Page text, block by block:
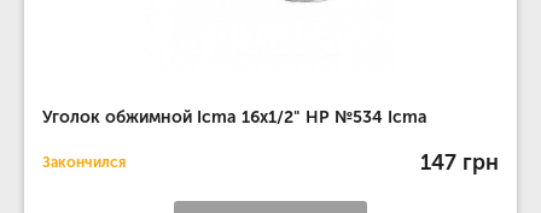
Уголок обжимной Icma 16х1/2" НР №534 Icma
Закончился 147 грн